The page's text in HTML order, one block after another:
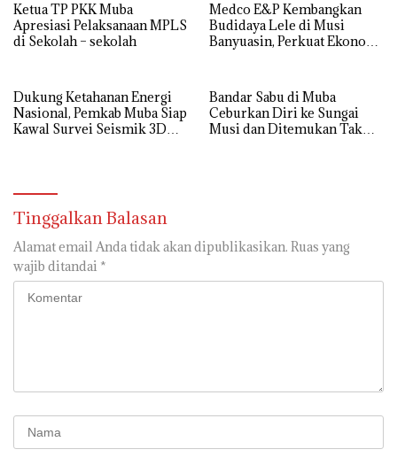
Ketua TP PKK Muba
Apresiasi Pelaksanaan MPLS
di Sekolah – sekolah
Medco E&P Kembangkan
Budidaya Lele di Musi
Banyuasin, Perkuat Ekonomi
Dukung Ketahanan Energi
Nasional, Pemkab Muba Siap
Kawal Survei Seismik 3D
Bandar Sabu di Muba
Ceburkan Diri ke Sungai
Musi dan Ditemukan Tak
Tinggalkan Balasan
Alamat email Anda tidak akan dipublikasikan. Ruas yang
wajib ditandai *